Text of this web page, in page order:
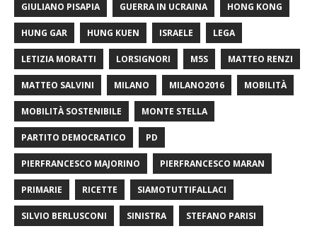
GIULIANO PISAPIA GUERRA IN UCRAINA HONG KONG
HUNG GAR HUNG KUEN ISRAELE LEGA
LETIZIA MORATTI LORSIGNORI M5S MATTEO RENZI
MATTEO SALVINI MILANO MILANO2016 MOBILITÀ
MOBILITÀ SOSTENIBILE MONTE STELLA
PARTITO DEMOCRATICO PD
PIERFRANCESCO MAJORINO PIERFRANCESCO MARAN
PRIMARIE RICETTE SIAMOTUTTIFALLACI
SILVIO BERLUSCONI SINISTRA STEFANO PARISI